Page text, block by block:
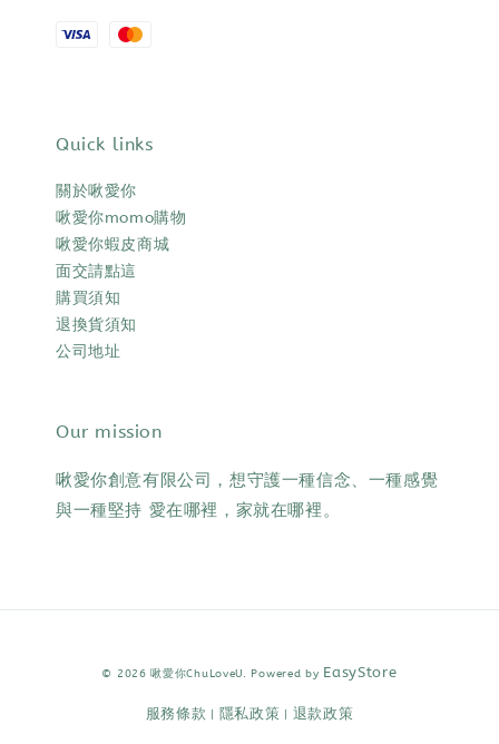
Quick links
關於啾愛你
啾愛你momo購物
啾愛你蝦皮商城
面交請點這
購買須知
退換貨須知
公司地址
Our mission
啾愛你創意有限公司，想守護一種信念、一種感覺
與一種堅持 愛在哪裡，家就在哪裡。
© 2026 啾愛你ChuLoveU. Powered by EasyStore
服務條款 隱私政策 退款政策